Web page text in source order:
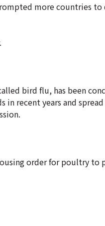
more countries
bird flu, has been
recent years and
order for poultry